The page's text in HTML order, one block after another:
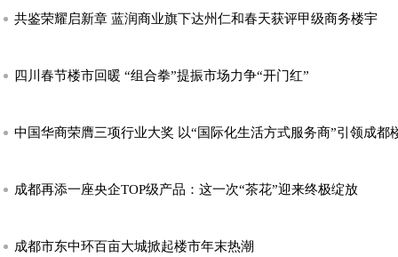
共鉴荣耀启新章 蓝润商业旗下达州仁和春天获评甲级商务楼宇
四川春节楼市回暖 “组合拳”提振市场力争“开门红”
中国华商荣膺三项行业大奖 以“国际化生活方式服务商”引领成都
成都再添一座央企TOP级产品：这一次“茶花”迎来终极绽放
成都市东中环百亩大城掀起楼市年末热潮